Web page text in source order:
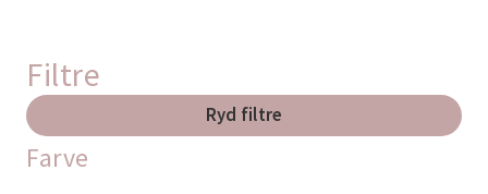
Filtre
Ryd filtre
Farve